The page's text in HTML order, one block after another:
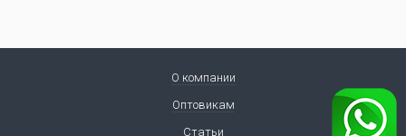
О компании
Оптовикам
Статьи